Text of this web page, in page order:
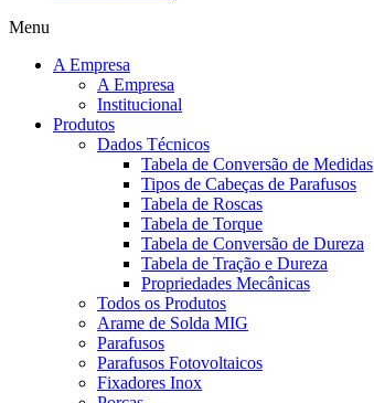
Menu
A Empresa
A Empresa
Institucional
Produtos
Dados Técnicos
Tabela de Conversão de Medidas
Tipos de Cabeças de Parafusos
Tabela de Roscas
Tabela de Torque
Tabela de Conversão de Dureza
Tabela de Tração e Dureza
Propriedades Mecânicas
Todos os Produtos
Arame de Solda MIG
Parafusos
Parafusos Fotovoltaicos
Fixadores Inox